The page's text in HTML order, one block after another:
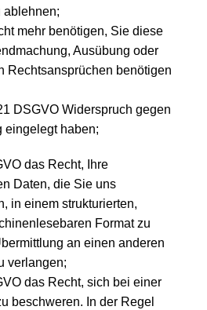
ablehnen;
mehr benötigen, Sie diese
Ausübung oder
Rechtsansprüchen benötigen
DSGVO Widerspruch gegen
eingelegt haben;
das Recht, Ihre
Daten, die Sie uns
in einem strukturierten,
Format zu
an einen anderen
verlangen;
das Recht, sich bei einer
beschweren. In der Regel